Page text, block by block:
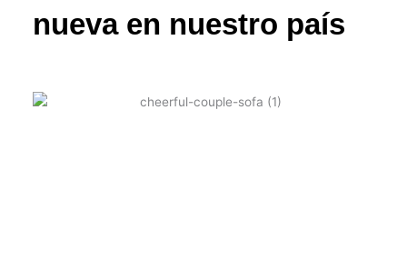
nueva en nuestro país